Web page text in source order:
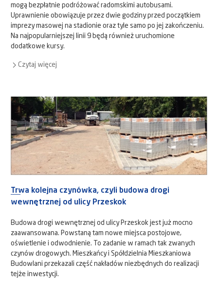
mogą bezpłatnie podróżować radomskimi autobusami.
Uprawnienie obowiązuje przez dwie godziny przed początkiem
imprezy masowej na stadionie oraz tyle samo po jej zakończeniu.
Na najpopularniejszej linii 9 będą również uruchomione
dodatkowe kursy.
Czytaj więcej
Trwa kolejna czynówka, czyli budowa drogi
wewnętrznej od ulicy Przeskok
Budowa drogi wewnętrznej od ulicy Przeskok jest już mocno
zaawansowana. Powstaną tam nowe miejsca postojowe,
oświetlenie i odwodnienie. To zadanie w ramach tak zwanych
czynów drogowych. Mieszkańcy i Spółdzielnia Mieszkaniowa
Budowlani przekazali część nakładów niezbędnych do realizacji
tejże inwestycji.